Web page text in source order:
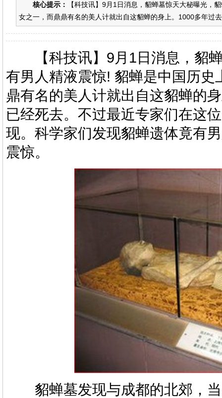
核心提示：
【科技讯】9月1日消息，貂蝉墓惊天大秘曝光，
女之一，而鼎鼎有名的美人计就出自这貂蝉的身上。1000多年过
【科技讯】9月1日消息，貂
有男人精液震惊! 貂蝉是中国历
鼎有名的美人计就出自这貂蝉的
已经死去。不过最近专家们在这
现。 科学家们发现貂蝉遗体竟有
震惊。
貂蝉墓发现与成都的北郊，当